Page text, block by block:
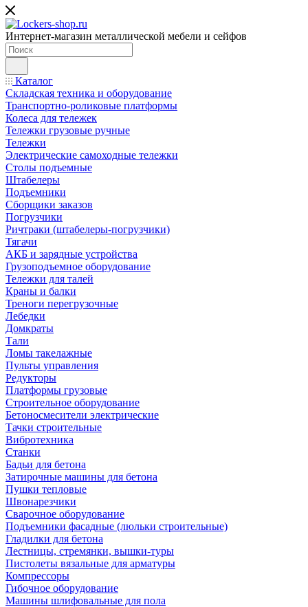
Интернет-магазин металлической мебели и сейфов
Каталог
Складская техника и оборудование
Транспортно-роликовые платформы
Колеса для тележек
Тележки грузовые ручные
Тележки
Электрические самоходные тележки
Столы подъемные
Штабелеры
Подъемники
Сборщики заказов
Погрузчики
Ричтраки (штабелеры-погрузчики)
Тягачи
АКБ и зарядные устройства
Грузоподъемное оборудование
Тележки для талей
Краны и балки
Треноги перегрузочные
Лебедки
Домкраты
Тали
Ломы такелажные
Пульты управления
Редукторы
Платформы грузовые
Строительное оборудование
Бетоносмесители электрические
Тачки строительные
Вибротехника
Станки
Бадьи для бетона
Затирочные машины для бетона
Пушки тепловые
Швонарезчики
Сварочное оборудование
Подъемники фасадные (люльки строительные)
Гладилки для бетона
Лестницы, стремянки, вышки-туры
Пистолеты вязальные для арматуры
Компрессоры
Гибочное оборудование
Машины шлифовальные для пола